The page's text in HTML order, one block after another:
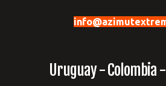
Uruguay - Colombia